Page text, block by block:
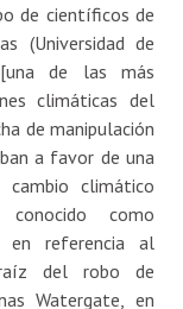
de científicos de
(Universidad de
de las más
climáticas del
de manipulación
a favor de una
climático
como
en referencia al
del robo de
Watergate, en